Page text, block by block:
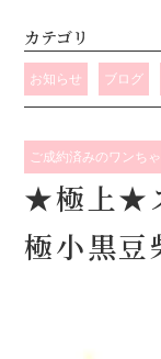
カテゴリ
お知らせ ブログ
ご成約済みのワンち
★極上★
極小黒